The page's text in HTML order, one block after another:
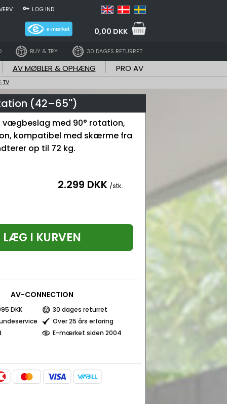
LOG IND
0,00 DKK
BUY & TRY 30 DAGES RETURRET
AV MØBLER & OPHÆNG PRO AV
TV
(42–65'')
vægbeslag med 90° rotation,
kompatibel med skærme fra
op til 72 kg.
2.299 DKK /stk.
LÆG I KURVEN
AV-CONNECTION
DKK
30 dages returret
Over 25 års erfaring
E-mærket siden 2004